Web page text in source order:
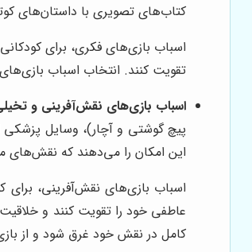
کتاب‌های تصویری با داستان‌های
اسباب بازی‌های فکری، برای
تقویت کنند. انتخاب اسباب
اسباب بازی‌های نقش‌آفرینی و
پیچ گوشتی و آچار)، وسایل پزشکی
این امکان را می‌دهند که نقش‌های
اسباب بازی‌های نقش‌آفرینی،
عاطفی خود را تقویت کنند و
کامل در نقش خود غرق شود و از